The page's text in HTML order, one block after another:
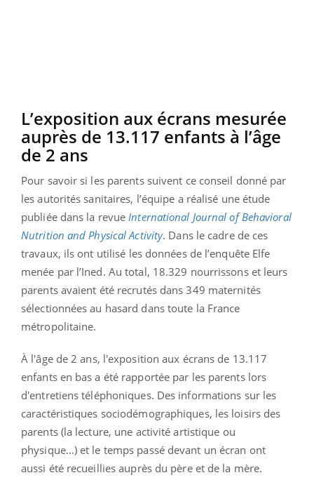
L’exposition aux écrans mesurée
auprès de 13.117 enfants à l’âge
de 2 ans
Pour savoir si les parents suivent ce conseil donné par
les autorités sanitaires, l’équipe a réalisé une étude
publiée dans la revue International Journal of Behavioral
Nutrition and Physical Activity. Dans le cadre de ces
travaux, ils ont utilisé les données de l’enquête Elfe
menée par l’Ined. Au total, 18.329 nourrissons et leurs
parents avaient été recrutés dans 349 maternités
sélectionnées au hasard dans toute la France
métropolitaine.
À l'âge de 2 ans, l'exposition aux écrans de 13.117
enfants en bas a été rapportée par les parents lors
d'entretiens téléphoniques. Des informations sur les
caractéristiques sociodémographiques, les loisirs des
parents (la lecture, une activité artistique ou
physique…) et le temps passé devant un écran ont
aussi été recueillies auprès du père et de la mère.